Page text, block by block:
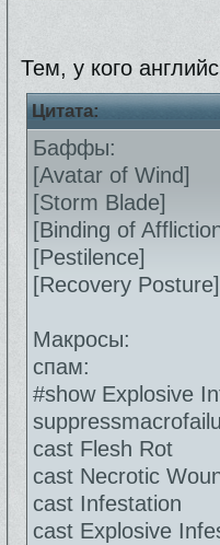
Тем, у кого
Цитата:
Баффы:
[Avatar of Wind]
[Storm Blade]
[Binding of
[Pestilence]
[Recovery Posture]
Макросы:
спам:
#show Explosive
cast Flesh Rot
cast Necrotic
cast Infestation
cast Explosive